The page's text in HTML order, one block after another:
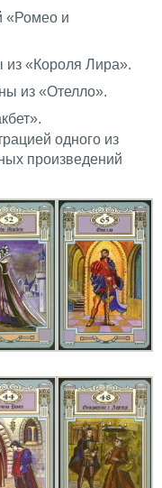
«Ромео и
из «Короля Лира».
из «Отелло».
одного из
произведений